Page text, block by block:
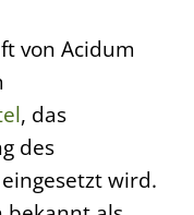
von Acidum
, das
des
wird.